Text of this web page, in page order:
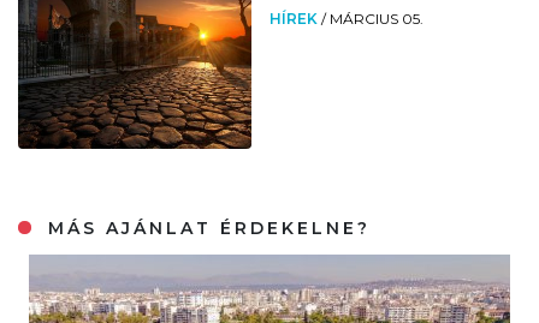
HÍREK / MÁRCIUS 05.
MÁS AJÁNLAT ÉRDEKELNE?